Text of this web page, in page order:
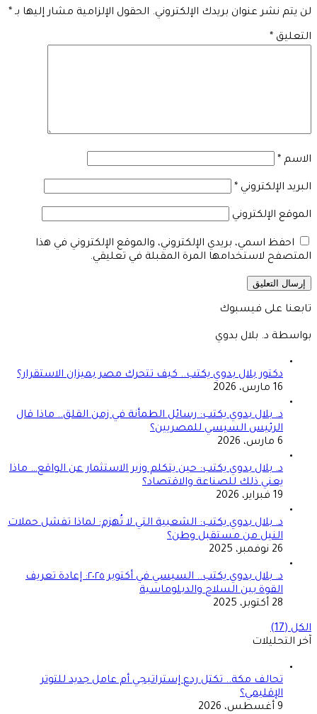
لن يتم نشر عنوان بريدك الإلكتروني. الحقول الإلزامية مشار إليها بـ *
التعليق *
الاسم *
البريد الإلكتروني *
الموقع الإلكتروني
احفظ اسمي، بريدي الإلكتروني، والموقع الإلكتروني في هذا
المتصفح لاستخدامها المرة المقبلة في تعليقي.
تابعنا على فيسبوك
بواسطة د. بلال بدوي
دكتور بلال بدوي يكتب.. كيف تتحرك مصر بميزان الاستقرار؟
16 مارس، 2026
د. بلال بدوي يكتب: رسائل الطمأنة في زمن القلق.. ماذا قال
الرئيس السيسي للمصريين؟
6 مارس، 2026
د. بلال بدوي يكتب: حين يتكلم وزير الاستثمار عن الواقع… ماذا
يعني ذلك للصناعة والاقتصاد؟
19 فبراير، 2026
د. بلال بدوي يكتب: الشعبية التي لا تُهزم: لماذا تفشل حملات
النيل من مستقبل وطن؟
26 نوفمبر، 2025
د. بلال بدوي يكتب.. السيسي في أكتوبر ٢٠٢٥: إعادة تعريف
القوة بين السلاح والدبلوماسية
28 أكتوبر، 2025
الكل (17)
آخر التحليلات
تحالف مكة.. تكتل ردع إستراتيجي أم عامل جديد للتوتر
الإقليمي؟
9 أغسطس، 2026